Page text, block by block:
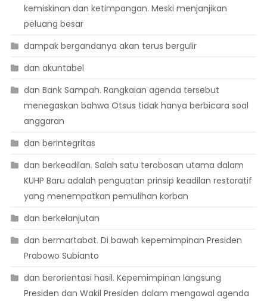
kemiskinan dan ketimpangan. Meski menjanjikan
peluang besar
dampak bergandanya akan terus bergulir
dan akuntabel
dan Bank Sampah. Rangkaian agenda tersebut
menegaskan bahwa Otsus tidak hanya berbicara soal
anggaran
dan berintegritas
dan berkeadilan. Salah satu terobosan utama dalam
KUHP Baru adalah penguatan prinsip keadilan restoratif
yang menempatkan pemulihan korban
dan berkelanjutan
dan bermartabat. Di bawah kepemimpinan Presiden
Prabowo Subianto
dan berorientasi hasil. Kepemimpinan langsung
Presiden dan Wakil Presiden dalam mengawal agenda